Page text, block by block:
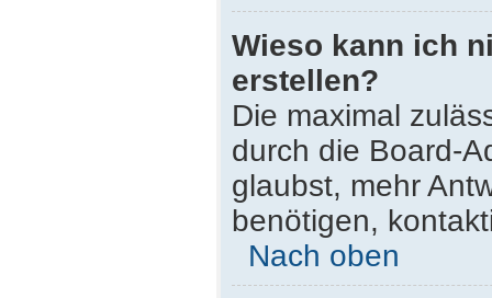
Wieso kann ich
erstellen?
Die maximal
durch die Board-
glaubst, mehr
benötigen,
Nach oben